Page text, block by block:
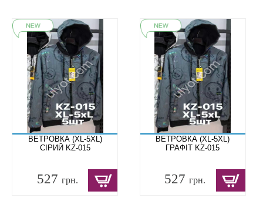
ВЕТРОВКА (XL-5XL)
СІРИЙ KZ-015
527 грн.
ВЕТРОВКА (XL-5XL)
ГРАФІТ KZ-015
527грн.